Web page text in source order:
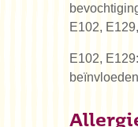
E102,
E102,